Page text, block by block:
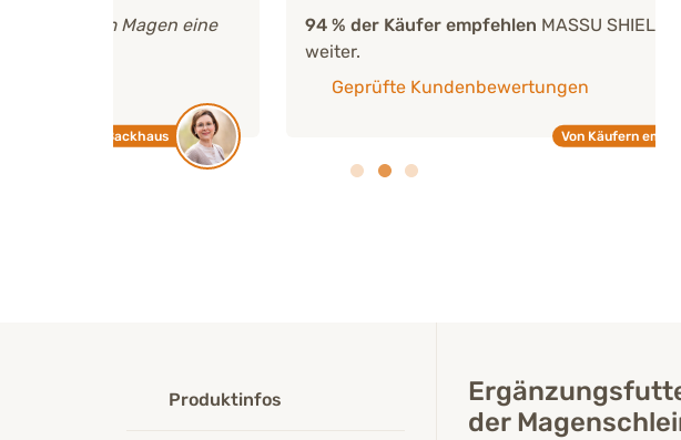
94 % der Käufer empfehlenMASSU SHIELD PULVER
Geprüfte Kundenbewertungen
Produktinfos
der